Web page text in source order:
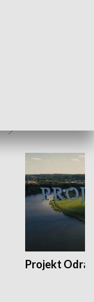
Projekt Odra